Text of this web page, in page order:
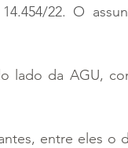
14.454/22. O
lado da AGU,
entre eles o